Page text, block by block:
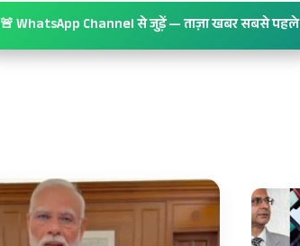
🚨 WhatsApp Channel से जुड़ें — ताज़ा खबर सबसे पहले